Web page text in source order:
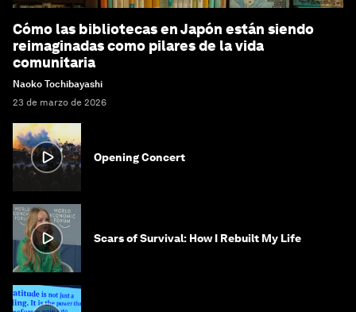
Cómo las bibliotecas en Japón están siendo
reimaginadas como pilares de la vida
comunitaria
Naoko Tochibayashi
23 de marzo de 2026
Opening Concert
Scars of Survival: How I Rebuilt My Life